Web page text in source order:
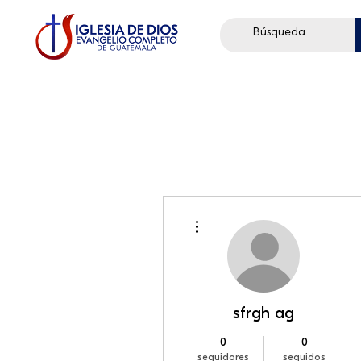
sfrgh ag
0
seguidores
0
seguidos